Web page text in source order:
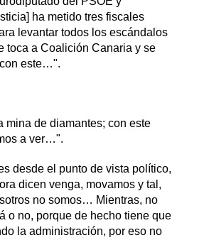
ha metido tres fiscales
levantar todos los escándalos
toca a Coalición Canaria y se
este…".
mina de diamantes; con este
a ver…".
desde el punto de vista político,
dicen venga, movamos y tal,
no somos… Mientras, no
o no, porque de hecho tiene que
la administración, por eso no